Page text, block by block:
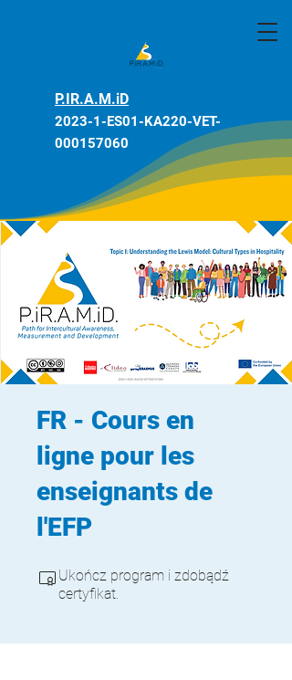
P.IR.A.M.iD
2023-1-ES01-KA220-VET-
000157060
FR - Cours en
ligne pour les
enseignants de
l'EFP
Ukończ program i zdobądź
certyfikat.